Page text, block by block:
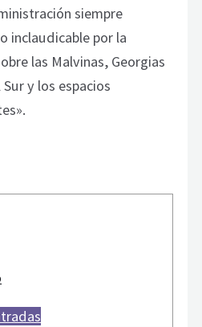
siempre
inclaudicable por la
las Malvinas, Georgias
y los espacios